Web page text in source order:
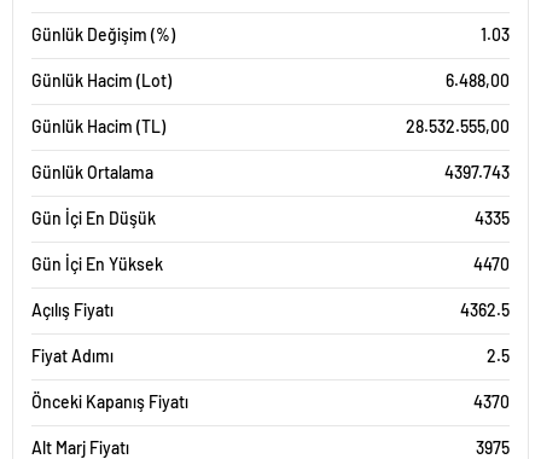
Günlük Değişim (%) 1.03
Günlük Hacim (Lot) 6.488,00
Günlük Hacim (TL) 28.532.555,00
Günlük Ortalama 4397.743
Gün İçi En Düşük 4335
Gün İçi En Yüksek 4470
Açılış Fiyatı 4362.5
Fiyat Adımı 2.5
Önceki Kapanış Fiyatı 4370
Alt Marj Fiyatı 3975